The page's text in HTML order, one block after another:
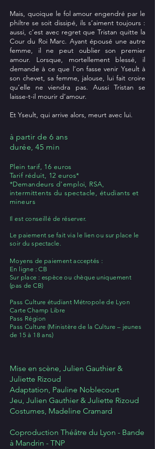
Mais, quoique le fol amour engendré par le
philtre se soit dissipé, ils s’aiment toujours :
aussi, c’est avec regret que Tristan quitte la
Cour du Roi Marc. Ayant épousé une autre
femme, il ne peut oublier son premier
amour. Lorsque, mortellement blessé, il
demande à ce que l’on fasse venir Yseult à
son chevet, sa femme, jalouse, lui fait croire
qu’elle ne viendra pas. Aussi Tristan se
laisse-t-il mourir d’amour.
Et Yseult, qui arrive alors, meurt avec lui.
à partir de 6 ans
durée, 45 min
Plein tarif, 16 euros
Tarif réduit, 12 euros*
*Demandeurs d'emploi, RSA,
intermittents du spectacle, étudiants et
mineurs
Il est conseillé de réserver.
Le paiement se fait via le lien ou sur place le
soir du spectacle.
Moyens de paiement acceptés :
En ligne : CB
Sur place : espèce ou chèque uniquement
(pas de CB)
Pass Culture étudiant Métropole de Lyon
Carte Champ Libre
Pass Région
Pass Culture(Ministère de la Culture – jeunes
de 15 à 18 ans)
Mise en scène, Julien Gauthier &
Juliette Rizoud
Adaptation, Pauline Noblecourt
Jeu, Julien Gauthier & Juliette Rizoud
Costumes, Madeline Cramard
Coproduction Théâtre du Lyon - Bande
à Mandrin - TNP